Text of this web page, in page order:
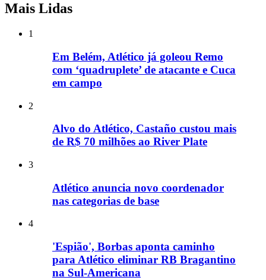
Mais Lidas
1
Em Belém, Atlético já goleou Remo
com ‘quadruplete’ de atacante e Cuca
em campo
2
Alvo do Atlético, Castaño custou mais
de R$ 70 milhões ao River Plate
3
Atlético anuncia novo coordenador
nas categorias de base
4
'Espião', Borbas aponta caminho
para Atlético eliminar RB Bragantino
na Sul-Americana